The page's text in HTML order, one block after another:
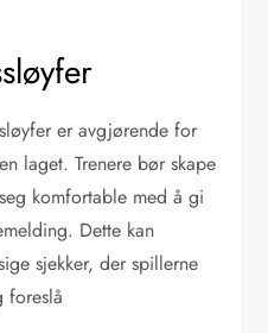
er avgjørende for
laget. Trenere bør skape
komfortable med å gi
Dette kan
sjekker, der spillerne
foreslå